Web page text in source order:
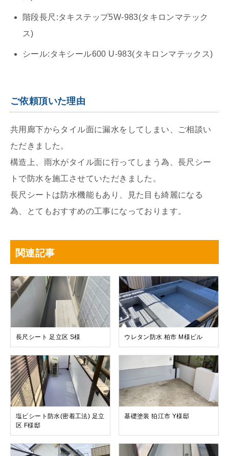
階段長尺:タキステップ5W-983(タキロンマテック
ス)
シール:タキシール600 U-983(タキロンマテックス)
ご依頼頂いた理由
共用廊下からタイル面に漏水をしてしまい、ご相談い
ただきました。
構造上、雨水がタイル面に行ってしまう為、長尺シー
トで防水を施工させていただきました。
長尺シートは防水機能もあり、見た目も綺麗になる
為、とてもおすすめの工事になっております。
関連記事
長尺シート 足立区 S様 ウレタン防水 柏市 M様ビル
塩ビシート防水(密着工法) 足立
区 F様邸
基礎塗装 狛江市 Y様邸